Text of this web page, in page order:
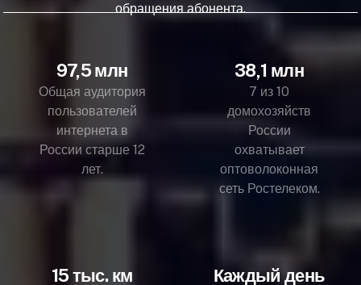
обращения абонента.
97,5 млн
Общая аудитория
пользователей
интернета в
России старше 12
лет.
38,1 млн
7 из 10
домохозяйств
России
охватывает
оптоволоконная
сеть Ростелеком.
15 тыс. км Каждый день